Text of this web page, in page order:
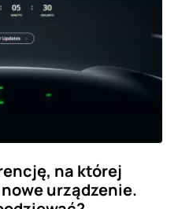
na której
urządzenie.